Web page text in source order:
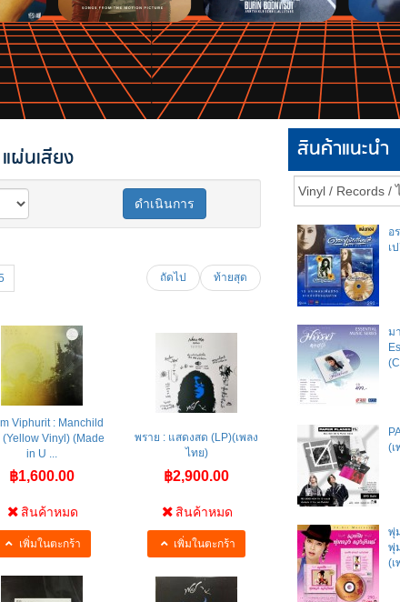
ผ่นเสียง
ดำเนินการ
ถัดไป ท้ายสุด
Viphurit : Manchild
(Yellow Vinyl) (Made
in U ...
฿1,600.00
สินค้าหมด
เพิ่มในตะกร้า
พราย : แสดงสด (LP)(เพลง
ไทย)
฿2,900.00
สินค้าหมด
เพิ่มในตะกร้า
สินค้าแนะนำ
อ
เ
ม
(เ
พุ่
พุ่
(เ